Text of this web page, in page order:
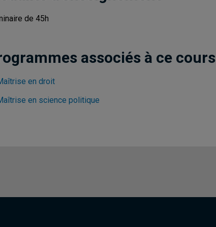
de 45h
associés à ce cours
en droit
en science politique